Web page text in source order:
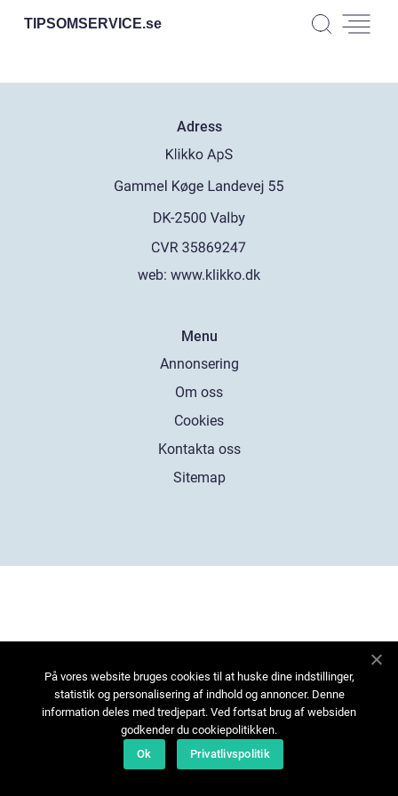
TIPSOMSERVICE.se
Adress
web: www.klikko.dk
Menu
Annonsering
Om oss
Cookies
Kontakta oss
Sitemap
På vores website bruges cookies til at huske dine indstillinger,
statistik og personalisering af indhold og annoncer. Denne
information deles med tredjepart. Ved fortsat brug af websiden
godkender du cookiepolitikken.
Ok
Privatlivspolitik